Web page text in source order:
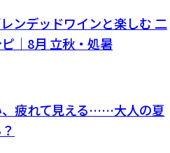
ンデッドワインと楽しむ 二
｜8月 立秋・処暑
、疲れて見える……大人の夏